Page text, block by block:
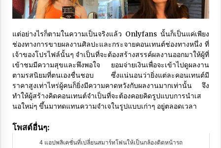
แต่อย่างไรก็ตามในความเป็นจริงแล้ว Onlyfans นั้นก็เป็นแค่เพียง
ช่องทางการขายผลงานศิลปะและกระจายคอนเทนต์ช่องทางหนึ่ง ที่
เจ้าของโปรไฟล์นั้นๆ จำเป็นที่จะต้องสร้างสรรค์ผลงานออกมาให้ผู้ที่
เข้าชมมีความสุขและพึงพอใจ ยอมจ่ายเงินเพื่อจะเข้าไปดูผลงาน
ตามรสนิยมที่ตนเองชื่นชอบ ซึ่งแน่นอนว่ายิ่งแต่ละคอนเทนต์มี
ราคาสูงเท่าไหร่ผู้คนก็ยิ่งมีความคาดหวังกับผลงานมากเท่านั้น จึง
ทำให้ผู้สร้างคิดคอนเทนต์จำเป็นที่จะต้องคอยคิดรูปแบบการนำเส
นอใหม่ๆ ขึ้นมาทดแทนความจำเจในรูปแบบเก่าๆ อยู่ตลอดเวลา
โพสต์อื่นๆ:
4 แอปพลิเคชั่นที่เปลี่ยนสมาร์ทโฟนให้เป็นกล้องติดหน้ารถ